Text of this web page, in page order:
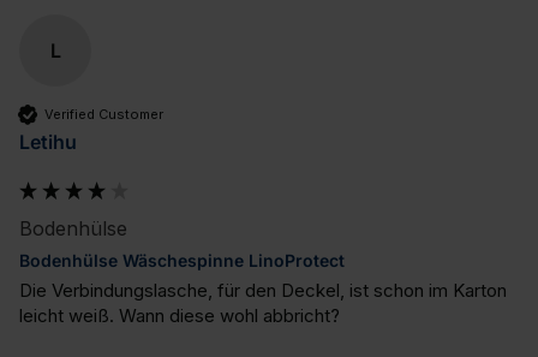
L
Verified Customer
Letihu
Bodenhülse
Bodenhülse Wäschespinne LinoProtect
Die Verbindungslasche, für den Deckel, ist schon im Karton
leicht weiß. Wann diese wohl abbricht?